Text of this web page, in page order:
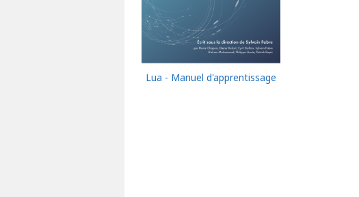
Lua - Manuel d'apprentissage